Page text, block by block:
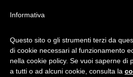
NANCY FOUTS –
Informativa
Questo sito o gli strumenti terzi da
di cookie necessari al funzionamento
nella cookie policy. Se vuoi saperne di
a tutti o ad alcuni cookie, consulta la